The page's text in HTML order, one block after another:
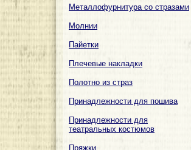
Металлофурнитура со стразами
Молнии
Пайетки
Плечевые накладки
Полотно из страз
Принадлежности для пошива
Принадлежности для
театральных костюмов
Пряжки